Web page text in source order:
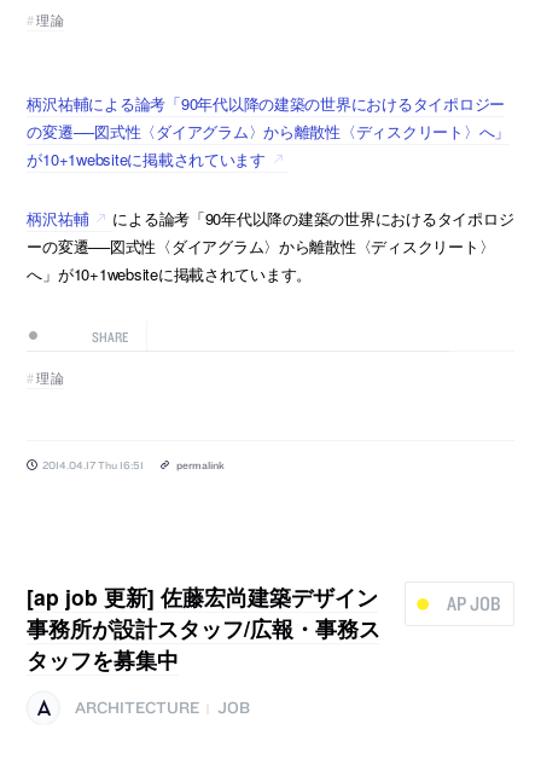
理論
柄沢祐輔による論考「90年代以降の建築の世界におけるタイポロジー
の変遷──図式性〈ダイアグラム〉から離散性〈ディスクリート〉へ」
が10+1websiteに掲載されています
柄沢祐輔
による論考「90年代以降の建築の世界におけるタイポロジ
ーの変遷──図式性〈ダイアグラム〉から離散性〈ディスクリート〉
へ」が10+1websiteに掲載されています。
SHARE
理論
2014.04.17 Thu 16:51 permalink
AP JOB
[ap job 更新] 佐藤宏尚建築デザイン
事務所が設計スタッフ/広報・事務ス
タッフを募集中
ARCHITECTURE JOB